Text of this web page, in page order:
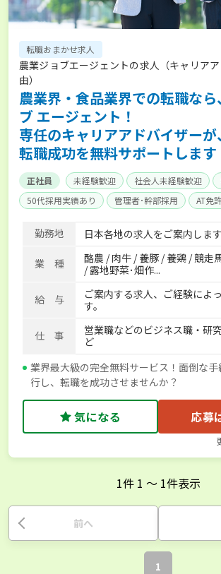
転職おまかせ求人
農業ジョブエージェントの求人（キャリア
由）
農業界・食品業界での転職なら
ブ エージェント！
専任のキャリアアドバイザー
転職成功を無料サポートします
正社員 未経験歓迎 社会人未経験歓迎
50代採用実績あり
管理者･幹部採用
AT免
家賃補助制度あり
食事補助あり
残業月20
賞与実績あり
年間休日100日以上
経験者優
独立支援可能
社会保険完備 単身寮あり
寮･社宅相談可
勤務地 日本各地の求人をご案内します
業 種
酪農 / 肉牛 / 養豚 / 養鶏 / 競走
/ 露地野菜･畑作...
給 与
ご案内する求人、ご経験によ
す。
仕 事
営業職などのビジネス職・研
ど
業界最大級の完全無料サービス！面倒な
行し、転職を成功させませんか？
気になる 応募
1件 1 〜 1件表示
前へ
1